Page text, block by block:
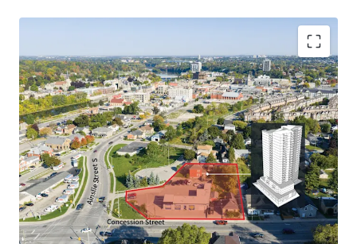
High-Density Development Opportunity
Supportive Planning Framework
Prominent Location
Amenity Rich Offering